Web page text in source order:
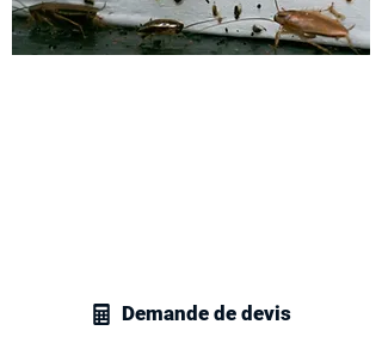
Demande de devis